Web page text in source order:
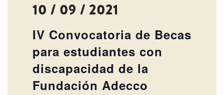
10 / 09 / 2021
IV Convocatoria de Becas
para estudiantes con
discapacidad de la
Fundación Adecco